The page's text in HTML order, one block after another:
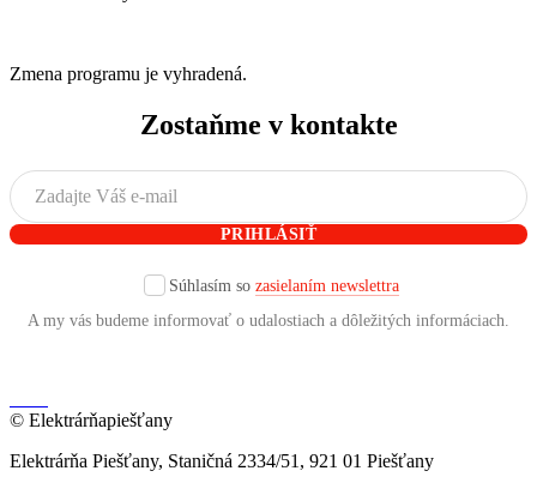
Zmena programu je vyhradená.
Zostaňme v kontakte
Súhlasím so zasielaním newslettra
A my vás budeme informovať o udalostiach a dôležitých informáciach.
© Elektrárňapiešťany
Elektrárňa Piešťany, Staničná 2334/51, 921 01 Piešťany